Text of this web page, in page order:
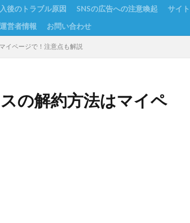
後のトラブル原因 SNSの広告への注意喚起
サイ
運営者情報 お問い合わせ
イページで！注意点も解説
の解約方法はマイペ